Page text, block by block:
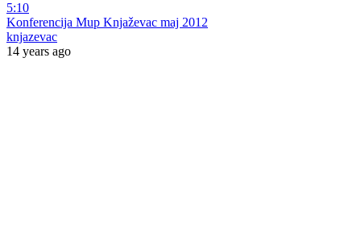
5:10
Konferencija Mup Knjaževac maj 2012
knjazevac
14 years ago